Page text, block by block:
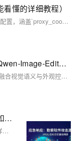
懂的详细教程）
本教程详解Nginx反向代理中Cookie处理的关键配置，涵盖`proxy_cookie_domain`与`proxy_cookie_path`的使用方法，解决因域名、路径或HTTPS导致的会话丢失问题，确保用户登录状态正常，提升Web应用稳定性与用户体验。
哪里不对改哪里！全能图像编辑模型Qwen-Image-Edit来啦
Qwen-Image-Edit基于20B Qwen-Image模型，融合视觉语义与外观控制，支持中英文文字精准编辑、风格迁移、IP创作等多重功能，具备SOTA性能，助力低门槛、高精度图像编辑。
应急响应：勒索软件攻击源IP分析，如何通过IP地址查询定位辅助溯源？
本文聚焦勒索软件应急响应中的IP溯源实战，详解如何从日志提取攻击IP、定性识别代理/跳板、关联C2基础设施，并强调离线IP库在断网取证与合规审计中的关键价值，助力企业从“删病毒”迈向“堵源头”的闭环处置。